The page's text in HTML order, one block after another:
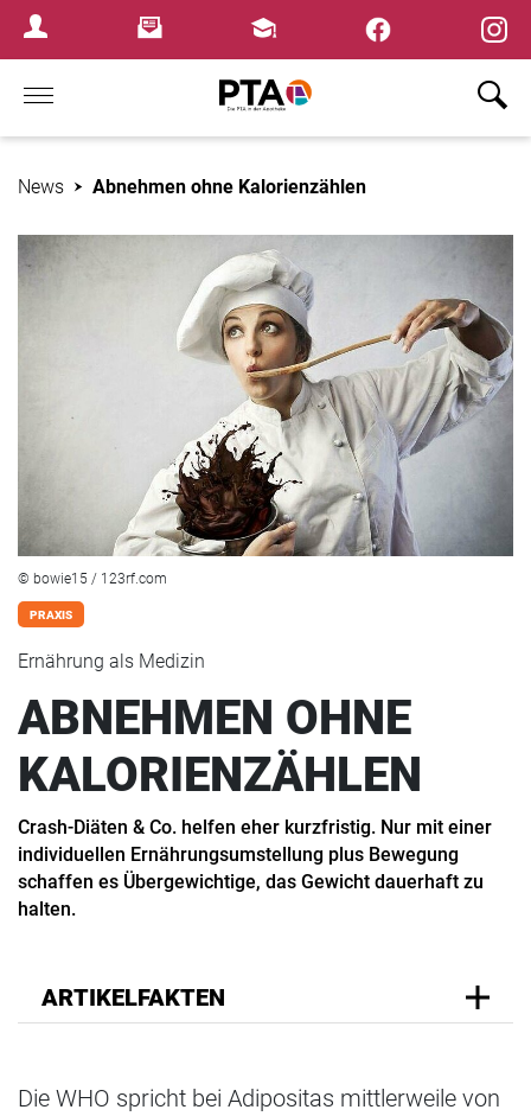
Login MenuNewsletterFortbildungen
Home
News Abnehmen ohne Kalorienzählen
© bowie15 / 123rf.com
PRAXIS
Ernährung als Medizin
ABNEHMEN OHNE
KALORIENZÄHLEN
Crash-Diäten & Co. helfen eher kurzfristig. Nur mit einer
individuellen Ernährungsumstellung plus Bewegung
schaffen es Übergewichtige, das Gewicht dauerhaft zu
halten.
ARTIKELFAKTEN
Die WHO spricht bei Adipositas mittlerweile von
×